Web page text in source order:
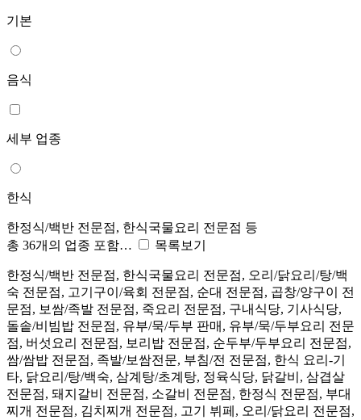
기본
음식
세부 업종
한식
한정식/백반 전문점, 한식국물요리 전문점 등
총 36개의 업종 포함…
목록보기
한정식/백반 전문점, 한식국물요리 전문점, 오리/닭요리/탕/백
숙 전문점, 고기구이/육회 전문점, 순대 전문점, 곱창/양구이 전
문점, 보쌈/족발 전문점, 죽요리 전문점, 구내식당, 기사식당,
돌솥/비빔밥 전문점, 유부/묵/두부 판매, 유부/묵/두부요리 전문
점, 버섯요리 전문점, 보리밥 전문점, 순두부/두부요리 전문점,
쌈/쌈밥 전문점, 족발/보쌈전문, 부침/전 전문점, 한식 요리-기
타, 닭요리/탕/백숙, 삼계탕/초계탕, 정육식당, 닭갈비, 삼겹살
전문점, 돼지갈비 전문점, 소갈비 전문점, 한정식 전문점, 부대
찌개 전문점, 김치찌개 전문점, 고기 뷔페, 오리/닭요리 전문점,